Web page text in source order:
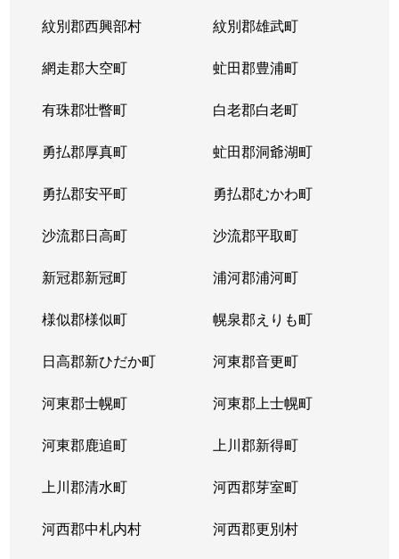
紋別郡西興部村 紋別郡雄武町
網走郡大空町 虻田郡豊浦町
有珠郡壮瞥町 白老郡白老町
勇払郡厚真町 虻田郡洞爺湖町
勇払郡安平町 勇払郡むかわ町
沙流郡日高町 沙流郡平取町
新冠郡新冠町 浦河郡浦河町
様似郡様似町 幌泉郡えりも町
日高郡新ひだか町 河東郡音更町
河東郡士幌町 河東郡上士幌町
河東郡鹿追町 上川郡新得町
上川郡清水町 河西郡芽室町
河西郡中札内村 河西郡更別村